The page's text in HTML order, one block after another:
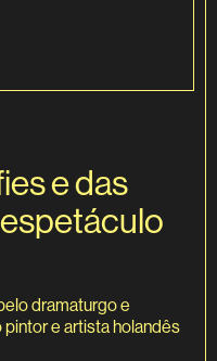
e das
dramaturgo e
e artista holandês